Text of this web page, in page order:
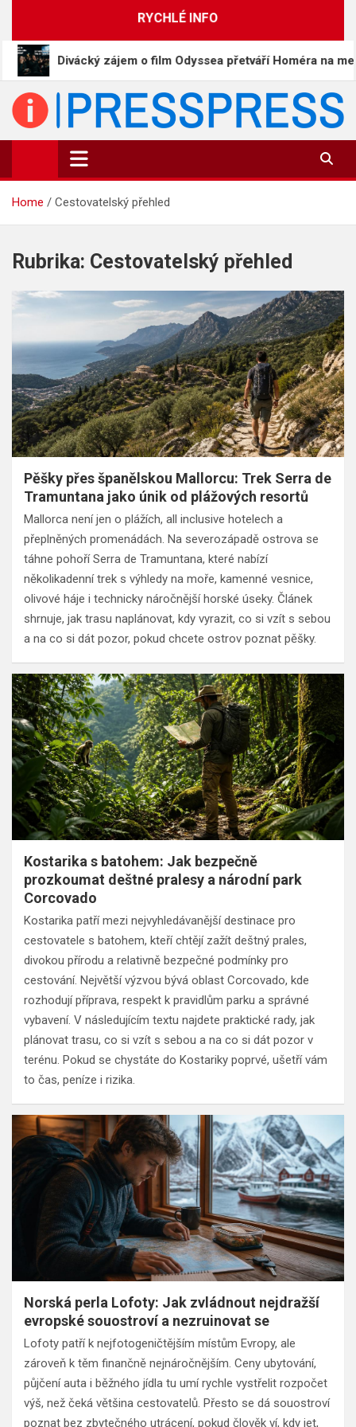
content
RYCHLÉ INFO
zájem o film Odyssea přetváří Homéra na memy
PressPress.cz
Vaše zprávy v souvislostech
Home Cestovatelský přehled
Rubrika: Cestovatelský přehled
Pěšky přes španělskou Mallorcu: Trek Serra de
Tramuntana jako únik od plážových resortů
Mallorca není jen o plážích, all inclusive hotelech a
přeplněných promenádách. Na severozápadě ostrova se
táhne pohoří Serra de Tramuntana, které nabízí
několikadenní trek s výhledy na moře, kamenné vesnice,
olivové háje i technicky náročnější horské úseky. Článek
shrnuje, jak trasu naplánovat, kdy vyrazit, co si vzít s sebou
a na co si dát pozor, pokud chcete ostrov poznat pěšky.
Kostarika s batohem: Jak bezpečně
prozkoumat deštné pralesy a národní park
Corcovado
Kostarika patří mezi nejvyhledávanější destinace pro
cestovatele s batohem, kteří chtějí zažít deštný prales,
divokou přírodu a relativně bezpečné podmínky pro
cestování. Největší výzvou bývá oblast Corcovado, kde
rozhodují příprava, respekt k pravidlům parku a správné
vybavení. V následujícím textu najdete praktické rady, jak
plánovat trasu, co si vzít s sebou a na co si dát pozor v
terénu. Pokud se chystáte do Kostariky poprvé, ušetří vám
to čas, peníze i rizika.
Norská perla Lofoty: Jak zvládnout nejdražší
evropské souostroví a nezruinovat se
Lofoty patří k nejfotogeničtějším místům Evropy, ale
zároveň k těm finančně nejnáročnějším. Ceny ubytování,
půjčení auta i běžného jídla tu umí rychle vystřelit rozpočet
výš, než čeká většina cestovatelů. Přesto se dá souostroví
poznat bez zbytečného utrácení, pokud člověk ví, kdy jet,